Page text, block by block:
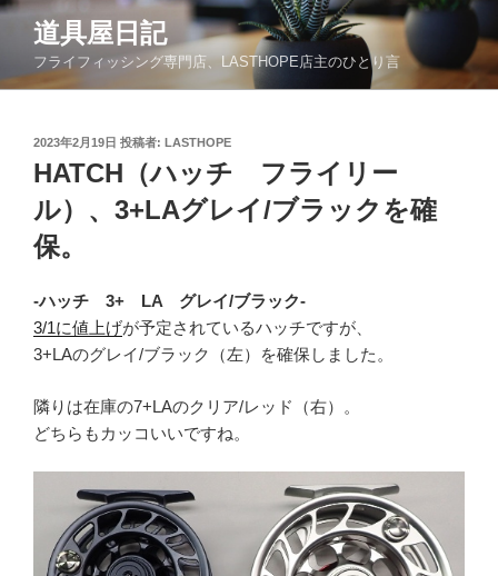
コ
ン
道具屋日記
フライフィッシング専門店、LASTHOPE店主のひとり言
投
稿
日:
2023年2月19日 投稿者: LASTHOPE
HATCH（ハッチ フライリー
ル）、3+LAグレイ/ブラックを確
保。
-ハッチ 3+ LA グレイ/ブラック-
3/1に値上げが予定されているハッチですが、
3+LAのグレイ/ブラック（左）を確保しました。
隣りは在庫の7+LAのクリア/レッド（右）。
どちらもカッコいいですね。